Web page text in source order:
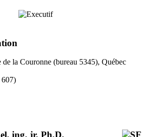
de la Couronne (bureau 5345), Québec
607)
ing. jr, Ph.D.